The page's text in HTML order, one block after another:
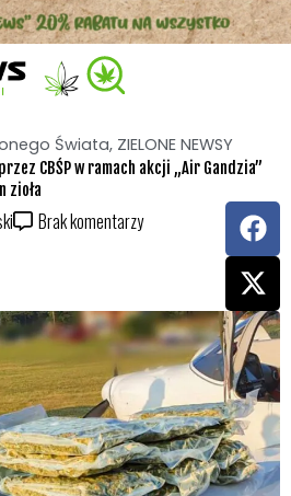
Świata, ZIELONE NEWSY
CBŚP w ramach akcji „Air Gandzia”
zioła
Brak komentarzy
F
a
c
e
b
o
o
k
X
-
t
w
i
t
t
e
r